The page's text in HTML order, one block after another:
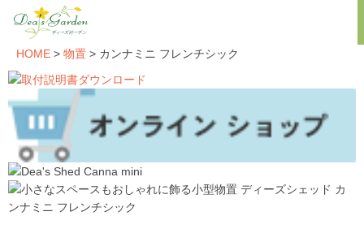
HOME > 物置 > カンナミニ フレンチシック